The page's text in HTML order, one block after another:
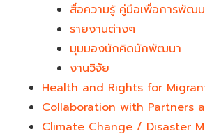
สื่อความรู้ คู่มือเพื่อการพัฒ
รายงานต่างๆ
มุมมองนักคิดนักพัฒนา
งานวิจัย
Health and Rights for
Collaboration with Partners
Climate Change / Disaster